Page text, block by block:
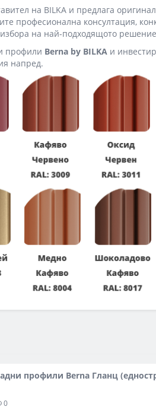
на BILKA и предлага
професионална консултация,
на най-подходящото
профили Berna by BILKA и
напред.
профили Berna Гланц
0